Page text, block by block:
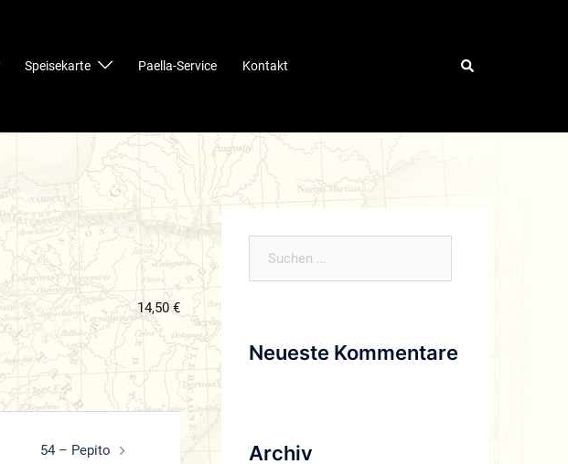
Speisekarte Paella-Service Kontakt
14,50 €
54 – Pepito
nach:
Neueste Kommentare
Archiv